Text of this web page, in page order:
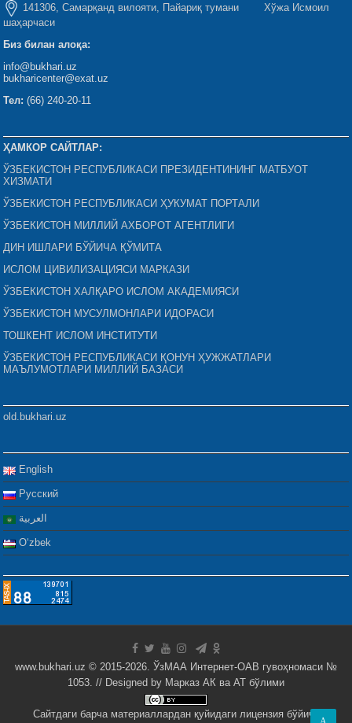
141306, Самарқанд вилояти, Пайариқ тумани Хўжа Исмоил
шаҳарчаси
Биз билан алоқа:
info@bukhari.uz
bukharicenter@exat.uz
Тел: (66) 240-20-11
ҲАМКОР САЙТЛАР:
ЎЗБЕКИСТОН РЕСПУБЛИКАСИ ПРЕЗИДЕНТИНИНГ МАТБУОТ
ХИЗМАТИ
ЎЗБЕКИСТОН РЕСПУБЛИКАСИ ҲУКУМАТ ПОРТАЛИ
ЎЗБЕКИСТОН МИЛЛИЙ АХБОРОТ АГЕНТЛИГИ
ДИН ИШЛАРИ БЎЙИЧА ҚЎМИТА
ИСЛОМ ЦИВИЛИЗАЦИЯСИ МАРКАЗИ
ЎЗБЕКИСТОН ХАЛҚАРО ИСЛОМ АКАДЕМИЯСИ
ЎЗБЕКИСТОН МУСУЛМОНЛАРИ ИДОРАСИ
ТОШКЕНТ ИСЛОМ ИНСТИТУТИ
ЎЗБЕКИСТОН РЕСПУБЛИКАСИ ҚОНУН ҲУЖЖАТЛАРИ
МАЪЛУМОТЛАРИ МИЛЛИЙ БАЗАСИ
old.bukhari.uz
English
Русский
العربية
Oʻzbek
www.bukhari.uz © 2015-2026. ЎзМАА Интернет-ОАВ гувоҳномаси №
1053. // Designed by Марказ АК ва АТ бўлими
Сайтдаги барча материаллардан қуйидаги лицензия бўйича